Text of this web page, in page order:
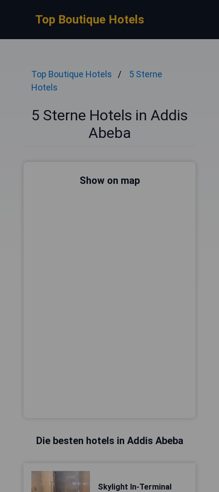
Top Boutique Hotels
Top Boutique Hotels
5 Sterne
Hotels
5 Sterne Hotels in Addis
Abeba
Show on map
Die besten hotels in Addis Abeba
Skylight In-Terminal